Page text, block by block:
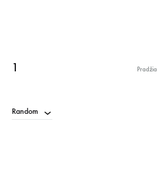
1 Pradžia
Random